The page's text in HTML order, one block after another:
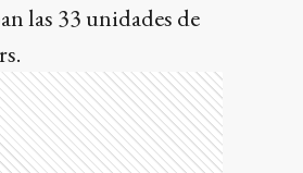
las 33 unidades de